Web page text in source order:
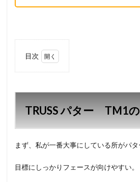
目次
TM1
の見
TRUSS
ー
TRUSS パター TM1
まず、私が一番大事にしている所がパタ
目標にしっかりフェースが向けやすい。